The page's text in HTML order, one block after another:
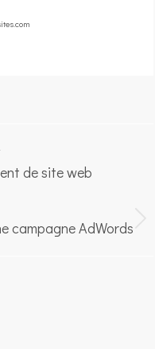
de site web
campagne AdWords